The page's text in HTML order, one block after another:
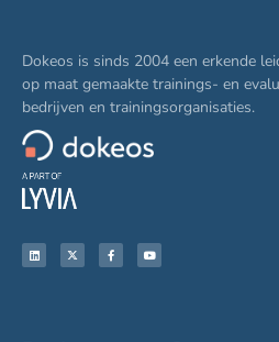
Dokeos is sinds 2004 een erkende
op maat gemaakte trainings- en
bedrijven en trainingsorganisaties.